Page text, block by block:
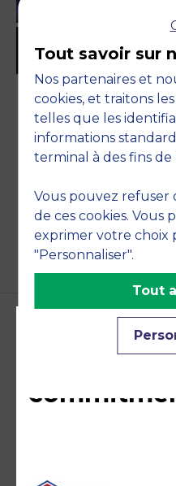
Tout savoir sur
Nos partenaires et
cookies, et traitons
telles que les
informations
terminal à des fins de
Vous pouvez refuser
de ces cookies. Vous
exprimer votre choix
"Personnaliser".
Tout